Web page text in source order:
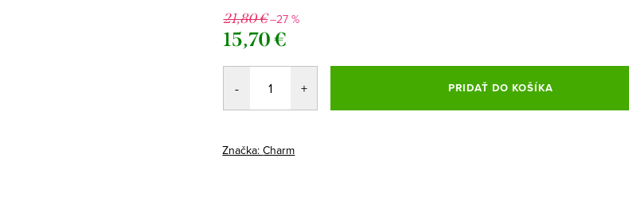
21,80 €–27 %
15,70 €
Jednotková
PRIDAŤ DO KOŠÍKA
Značka:Charm